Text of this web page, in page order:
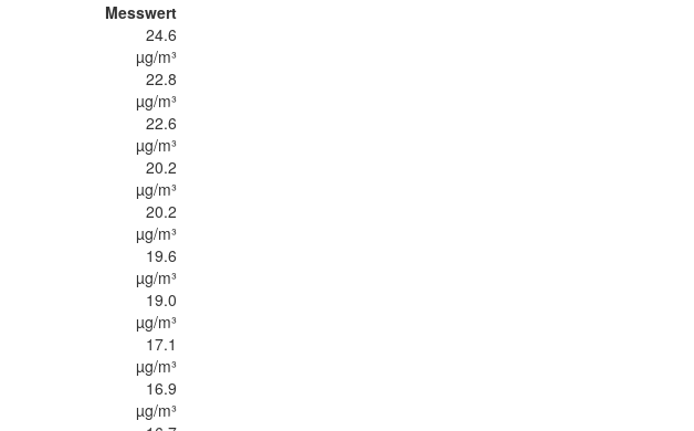
Messwert
24.6
µg/m³
22.8
µg/m³
22.6
µg/m³
20.2
µg/m³
20.2
µg/m³
19.6
µg/m³
19.0
µg/m³
17.1
µg/m³
16.9
µg/m³